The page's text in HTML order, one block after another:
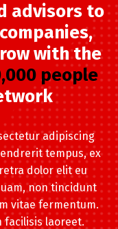
advisors to
with the
people
adipiscing
tempus, ex
dolor elit eu
non tincidunt
vitae fermentum.
facilisis laoreet.